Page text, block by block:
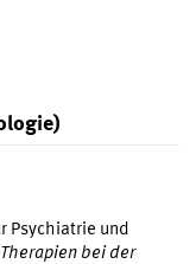
Psychiatrie und
bei der